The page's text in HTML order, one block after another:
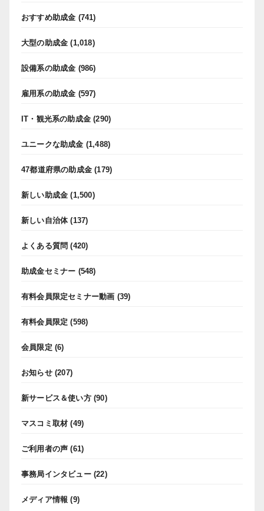
おすすめ助成金 (741)
大型の助成金 (1,018)
設備系の助成金 (986)
雇用系の助成金 (597)
IT・観光系の助成金 (290)
ユニークな助成金 (1,488)
47都道府県の助成金 (179)
新しい助成金 (1,500)
新しい自治体(137)
よくある質問 (420)
助成金セミナー (548)
有料会員限定セミナー動画 (39)
有料会員限定 (598)
会員限定 (6)
お知らせ(207)
新サービス＆使い方(90)
マスコミ取材 (49)
ご利用者の声 (61)
事務局インタビュー(22)
メディア情報 (9)